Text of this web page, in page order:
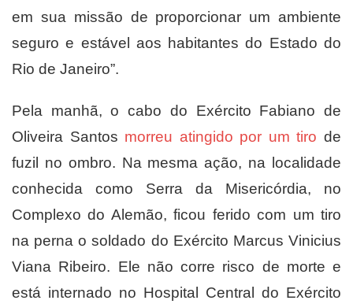
em sua missão de proporcionar um ambiente
seguro e estável aos habitantes do Estado do
Rio de Janeiro”.
Pela manhã, o cabo do Exército Fabiano de
Oliveira Santos morreu atingido por um tiro de
fuzil no ombro. Na mesma ação, na localidade
conhecida como Serra da Misericórdia, no
Complexo do Alemão, ficou ferido com um tiro
na perna o soldado do Exército Marcus Vinicius
Viana Ribeiro. Ele não corre risco de morte e
está internado no Hospital Central do Exército